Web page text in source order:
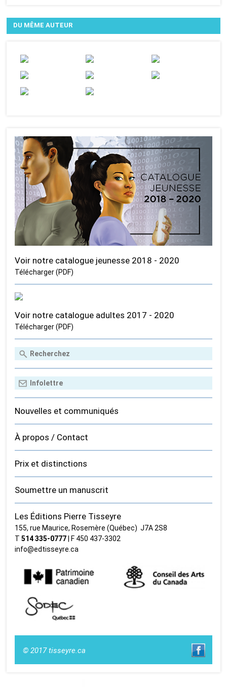
DU MÊME AUTEUR
Voir notre catalogue jeunesse 2018 - 2020
Télécharger (PDF)
Voir notre catalogue adultes 2017 - 2020
Télécharger (PDF)
Nouvelles et communiqués
À propos / Contact
Prix et distinctions
Soumettre un manuscrit
Les Éditions Pierre Tisseyre
155, rue Maurice, Rosemère (Québec) J7A 2S8
T514 335‑0777 | F 450 437‑3302
info@edtisseyre.ca
© 2017 tisseyre.ca